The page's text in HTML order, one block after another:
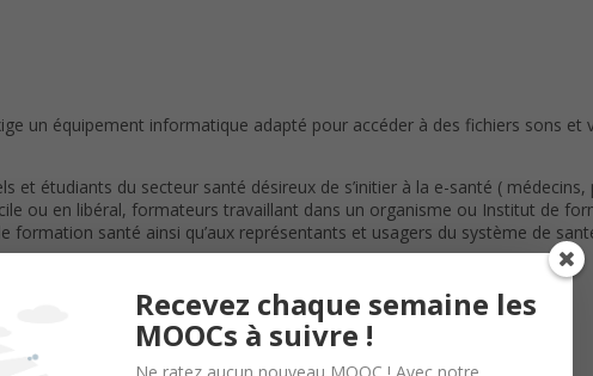
un équipement informatique adapté pour accéder à des fichiers sons
et étudiants du secteur santé désireux de s’initier à la e-santé (
ou en libéral, formateurs travaillant dans un organisme ou Institut de
santé ainsi qu’aux représentants et usagers du système de
Recevez chaque semaine les
MOOCs à suivre !
Ne ratez aucun nouveau MOOC ! Avec notre